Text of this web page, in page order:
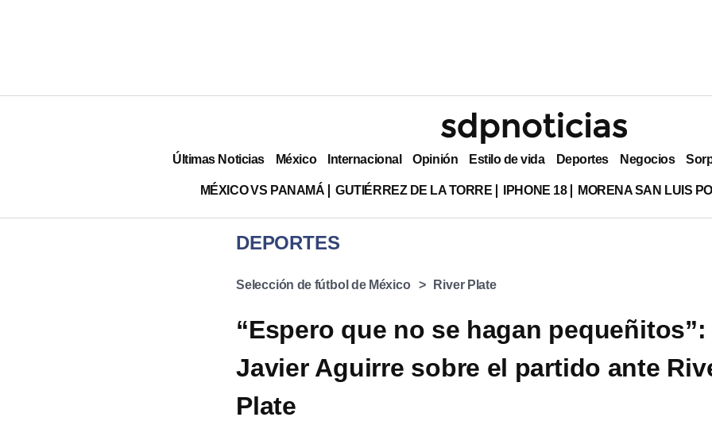
Últimas Noticias México Internacional Opinión Estilo de vida Deportes Negocios
MÉXICO VS PANAMÁ GUTIÉRREZ DE LA TORRE IPHONE 18 MORENA SAN LUIS
DEPORTES
Selección de fútbol de México River Plate
“Espero que no se hagan pequeñitos”:
Javier Aguirre sobre el partido ante
Plate